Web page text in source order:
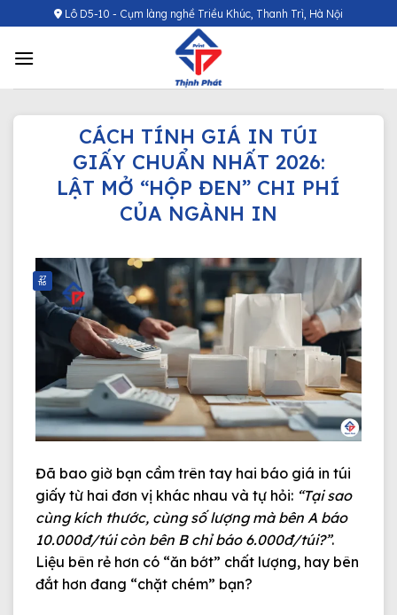
đến
nội
Lô D5-10 - Cụm làng nghề Triều Khúc, Thanh Trì, Hà Nội
CÁCH TÍNH GIÁ IN TÚI
GIẤY CHUẨN NHẤT 2026:
LẬT MỞ “HỘP ĐEN” CHI PHÍ
CỦA NGÀNH IN
27
Th5
Đã bao giờ bạn cầm trên tay hai báo giá in túi
giấy từ hai đơn vị khác nhau và tự hỏi: “Tại sao
cùng kích thước, cùng số lượng mà bên A báo
10.000đ/túi còn bên B chỉ báo 6.000đ/túi?”.
Liệu bên rẻ hơn có “ăn bớt” chất lượng, hay bên
đắt hơn đang “chặt chém” bạn?